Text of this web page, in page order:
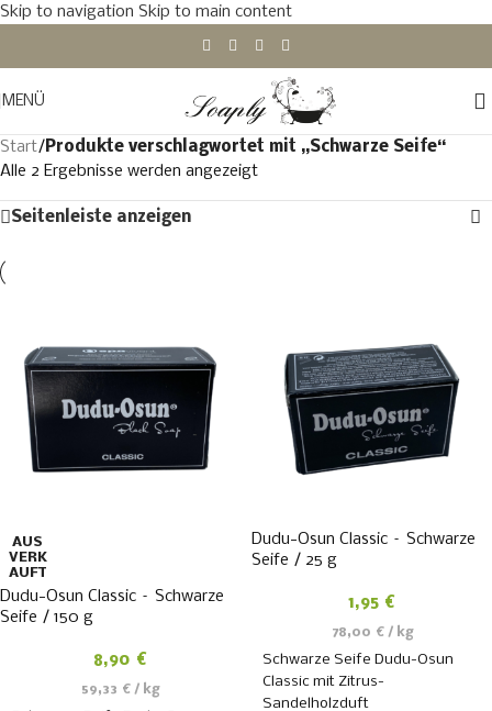
Skip to navigation Skip to main content
MENÜ
Start/Produkte verschlagwortet mit „Schwarze Seife“
Alle 2 Ergebnisse werden angezeigt
Seitenleiste anzeigen
AUS
VERK
AUFT
Dudu-Osun Classic – Schwarze
Seife / 150 g
8,90 €
59,33 € / kg
Dudu-Osun Classic – Schwarze
Seife / 25 g
1,95 €
78,00 €/ kg
Schwarze Seife Dudu-Osun
Classic mit Zitrus-
Sandelholzduft